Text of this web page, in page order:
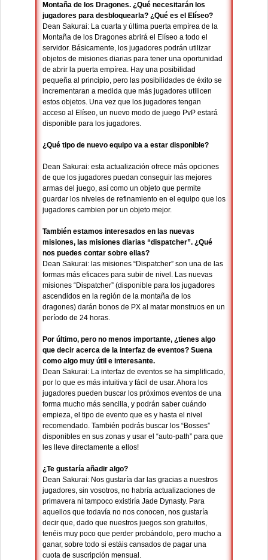
Montaña de los Dragones. ¿Qué necesitarán los
jugadores para desbloquearla? ¿Qué es el Elíseo?
Dean Sakurai: La cuarta y última puerta empírea de la
Montaña de los Dragones abrirá el Elíseo a todo el
servidor. Básicamente, los jugadores podrán utilizar
objetos de misiones diarias para tener una oportunidad
de abrir la puerta empírea. Hay una posibilidad
pequeña al principio, pero las posibilidades de éxito se
incrementaran a medida que más jugadores utilicen
estos objetos. Una vez que los jugadores tengan
acceso al Elíseo, un nuevo modo de juego PvP estará
disponible para los jugadores.
¿Qué tipo de nuevo equipo va a estar disponible?
Dean Sakurai: esta actualización ofrece más opciones
de que los jugadores puedan conseguir las mejores
armas del juego, así como un objeto que permite
guardar los niveles de refinamiento en el equipo que los
jugadores cambien por un objeto mejor.
También estamos interesados ​​en las nuevas
misiones, las misiones diarias “dispatcher”. ¿Qué
nos puedes contar sobre ellas?
Dean Sakurai: las misiones “Dispatcher” son una de las
formas más eficaces para subir de nivel. Las nuevas
misiones “Dispatcher” (disponible para los jugadores
ascendidos en la región de la montaña de los
dragones) darán bonos de PX al matar monstruos en un
período de 24 horas.
Por último, pero no menos importante, ¿tienes algo
que decir acerca de la interfaz de eventos? Suena
como algo muy útil e interesante.
Dean Sakurai: La interfaz de eventos se ha simplificado,
por lo que es más intuitiva y fácil de usar. Ahora los
jugadores pueden buscar los próximos eventos de una
forma mucho más sencilla, y podrán saber cuándo
empieza, el tipo de evento que es y hasta el nivel
recomendado. También podrás buscar los “Bosses”
disponibles en sus zonas y usar el “auto-path” para que
les lleve directamente a ellos!
¿Te gustaría añadir algo?
Dean Sakurai: Nos gustaría dar las gracias a nuestros
jugadores, sin vosotros, no habría actualizaciones de
primavera ni tampoco existiría Jade Dynasty. Para
aquellos que todavía no nos conocen, nos gustaría
decir que, dado que nuestros juegos son gratuitos,
tenéis muy poco que perder probándolo, pero mucho a
ganar, sobre todo si estáis cansados de pagar una
cuota de suscripción mensual.